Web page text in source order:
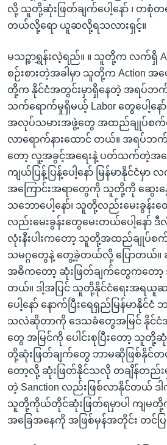
လို့ သူတို့ဆုံးဖြတ်ချက်ပေါ့နော် ၊ တစုံ
တယ်လို့ရော ယူဆလို့ရသလားရှင့်။
မသဉ္ဇာရွှန်းလဲ့ရည်။ ။ သူတို့က လက်ရှိ
စဉ်းစားတဲ့အခါမှာ သူတို့က Action အ
တို့က နိုင်ငံအတွင်းမှာရှိနေတဲ့ အရပ်
သက်ရောက်မှုရှိမယ့် Labor တွေပေါ့န
အလုပ်သမားအဖွဲ့တွေ အထည်ချုပ်
လာရောက်နားထောင် တယ်။ အရပ်
တော့ လူ့အခွင့်အရေးနဲ့ ပတ်သက်တဲ့အက
ကျယ်ပြန့်ပြန့်ပေါ့နော် မြန်မာနိုင်ငံမှာ
အကြောင်းအရာတွေကို သူတို့ကို ဆွေ
သဘောပေါ့နော်၊ သူတို့လည်းမေးခွန်း
လည်းမေးခွန်းတွေမေးတယ်ပေါ့နော်
လုံးနီးပါးကတော့ သူတို့အထည်ချုပ်စ
သမဂ္ဂတွေနဲ့ တွေ့ခဲ့တယ်လို့ ပြောတယ်။
အဓိကတော့ ဆုံးဖြတ်ချက်တွေကတော့ ဒီ
တယ်။ ဒါ့အပြင် သူတို့နိုင်ငံရေးအရယူ
ပေါ့နော် နောက်ပြီးရေရှည်မြန်မာနိုင်
သလဲဆိုတာကို ဒေသခံတွေအမြင် နိုင်
တွေ အမြင်ကို ပေါင်းစုပြီးတော့ သူတို့
တို့ဆုံးဖြတ်ချက်တွေ ဘာမဆိုဖြစ်နိုင်တယ်
တော့လို့ ဆုံးဖြတ်နိုင်သလို တချိန်တည်း
တဲ့ Sanction လည်းဖြစ်လာနိုင်တယ်
သူတို့ကိုယ်တိုင်ဆုံးဖြတ်ရမှာပါ ကျမ
အခြေအနေကို အဖြစ်မှန်အတိုင်း တင်ပ